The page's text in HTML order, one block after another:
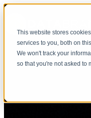
This website stores
services to you, both on
We won't track your
so that you're not asked to